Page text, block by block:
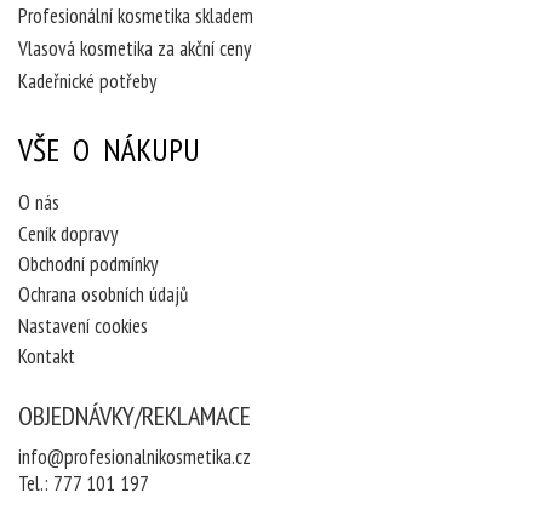
Profesionální kosmetika skladem
Vlasová kosmetika za akční ceny
Kadeřnické potřeby
VŠE O NÁKUPU
O nás
Ceník dopravy
Obchodní podmínky
Ochrana osobních údajů
Nastavení cookies
Kontakt
OBJEDNÁVKY/REKLAMACE
info@profesionalnikosmetika.cz
Tel.: 777 101 197